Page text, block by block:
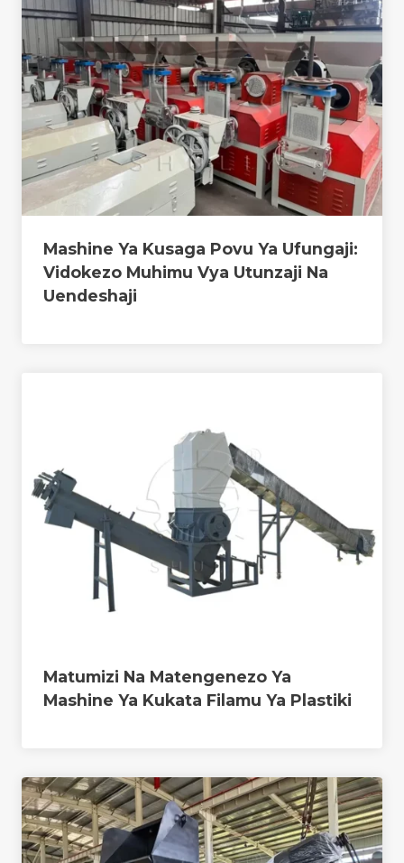
Mashine Ya Kusaga Povu Ya Ufungaji:
Vidokezo Muhimu Vya Utunzaji Na
Uendeshaji
Matumizi Na Matengenezo Ya
Mashine Ya Kukata Filamu Ya Plastiki